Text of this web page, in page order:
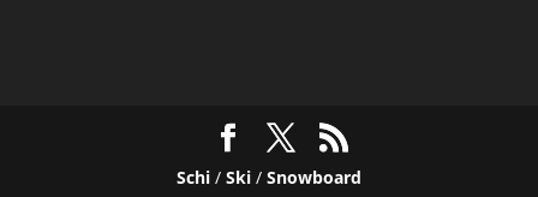
Schi/ Ski/ Snowboard